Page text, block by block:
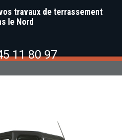
travaux de terrassement
le Nord
11 80 97